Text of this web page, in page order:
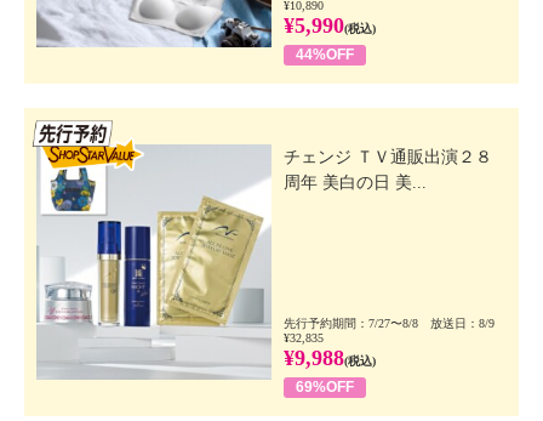
¥10,890
¥5,990(税込)
44%OFF
チェンジ ＴＶ通販出演２８
周年 美白の日 美...
先行予約期間：7/27〜8/8 放送日：8/9
¥32,835
¥9,988(税込)
69%OFF